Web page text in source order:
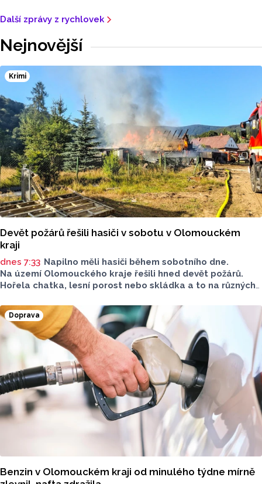
Další zprávy z rychlovek
Nejnovější
Krimi
Devět požárů řešili hasiči v sobotu v Olomouckém
kraji
dnes 7:33 Napilno měli hasiči během sobotního dne.
Na území Olomouckého kraje řešili hned devět požárů.
Hořela chatka, lesní porost nebo skládka a to na různých
Doprava
Benzin v Olomouckém kraji od minulého týdne mírně